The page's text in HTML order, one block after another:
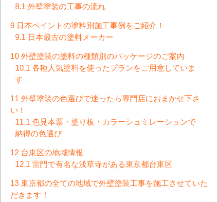
8.1 外壁塗装の工事の流れ
9 日本ペイントの塗料別施工事例をご紹介！
9.1 日本最古の塗料メーカー
10 外壁塗装の塗料の種類別のパッケージのご案内
10.1 各種人気塗料を使ったプランをご用意していま
す
11 外壁塗装の色選びで迷ったら専門店におまかせ下さ
い！
11.1 色見本票・塗り板・カラーシュミレーションで
納得の色選び
12 台東区の地域情報
12.1 雷門で有名な浅草寺がある東京都台東区
13 東京都の全ての地域で外壁塗装工事を施工させていた
だきます！